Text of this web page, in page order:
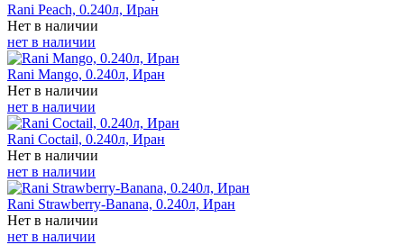
Rani Peach, 0.240л, Иран
Нет в наличии
нет в наличии
Rani Mango, 0.240л, Иран
Нет в наличии
нет в наличии
Rani Coctail, 0.240л, Иран
Нет в наличии
нет в наличии
Rani Strawberry-Banana, 0.240л, Иран
Нет в наличии
нет в наличии